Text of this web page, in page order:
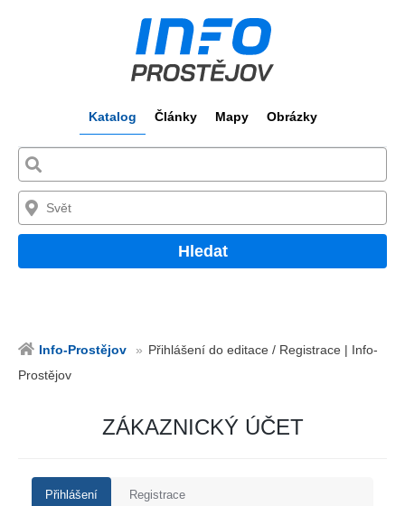
Katalog Články Mapy Obrázky
Hledat
Info-Prostějov
Přihlášení do editace / Registrace | Info-
Prostějov
ZÁKAZNICKÝ ÚČET
Přihlášení Registrace